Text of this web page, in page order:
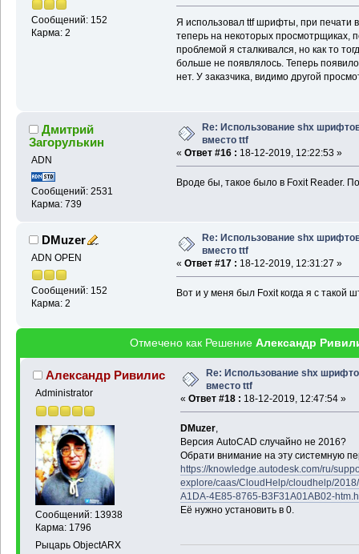
Сообщений: 152
Карма: 2
Я использовал ttf шрифты, при печати
теперь на некоторых просмотрщиках,
проблемой я сталкивался, но как то
больше не появлялось. Теперь
нет. У заказчика, видимо другой
Дмитрий
Загорулькин
ADN
Сообщений: 2531
Карма: 739
Re: Использование shx
вместо ttf
« Ответ #16 : 18-12-2019, 12:22:53 »
Вроде бы, такое было в Foxit Reader.
DMuzer
ADN OPEN
Сообщений: 152
Карма: 2
Re: Использование shx
вместо ttf
« Ответ #17 : 18-12-2019, 12:31:27 »
Вот и у меня был Foxit когда я с такой
Отмечено как Решение Александр
Александр Ривилис
Administrator
Сообщений: 13938
Карма: 1796
Рыцарь ObjectARX
Re: Использование shx
вместо ttf
« Ответ #18 : 18-12-2019, 12:47:54 »
DMuzer,
Версия AutoCAD случайно не 2016?
Обрати внимание на эту системную
https://knowledge.autodesk.com/ru/
explore/caas/CloudHelp/cloudhelp/
A1DA-4E85-8765-B3F31A01AB02-
Её нужно установить в 0.